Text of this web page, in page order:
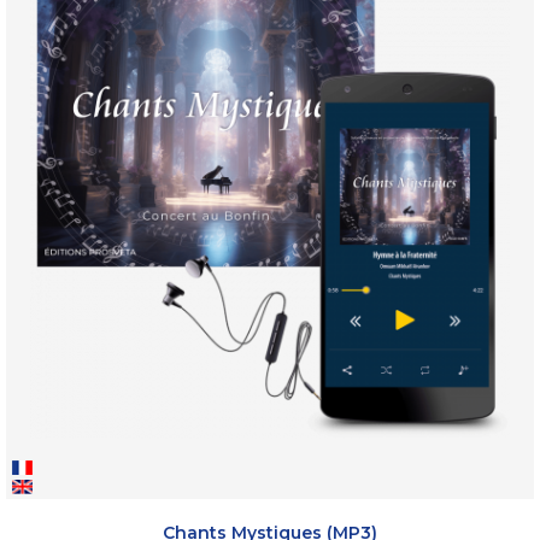
Chants Mystiques (MP3)